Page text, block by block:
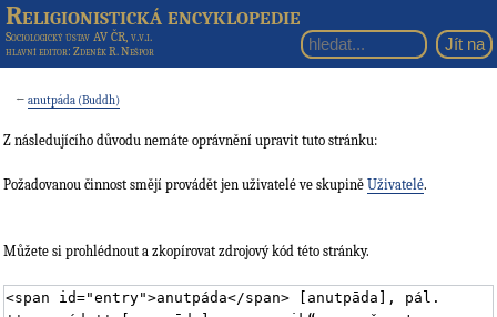
Religionistická encyklopedie
Sociologický ústav AV ČR, v.v.i.
hlavní editor: Zdeněk R. Nešpor
←anutpáda (Buddh)
Z následujícího důvodu nemáte oprávnění upravit tuto stránku:
Požadovanou činnost smějí provádět jen uživatelé ve skupině Uživatelé.
Můžete si prohlédnout a zkopírovat zdrojový kód této stránky.